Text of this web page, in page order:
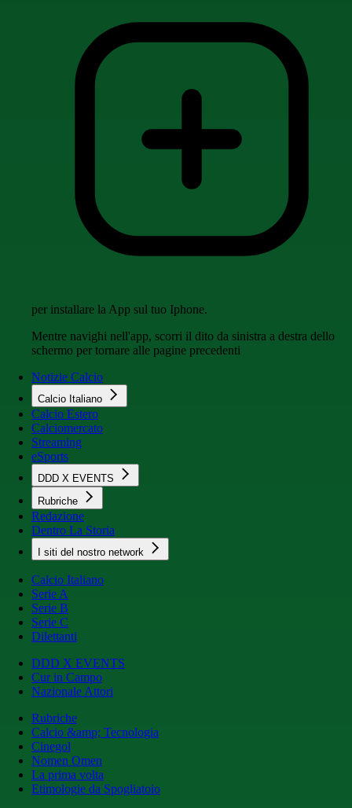
per installare la App sul tuo Iphone.
Mentre navighi nell'app, scorri il dito da sinistra a destra dello
schermo per tornare alle pagine precedenti
Notizie Calcio
Calcio Italiano
Calcio Estero
Calciomercato
Streaming
eSports
DDD X EVENTS
Rubriche
Redazione
Dentro La Storia
I siti del nostro network
Calcio Italiano
Serie A
Serie B
Serie C
Dilettanti
DDD X EVENTS
Cur in Campo
Nazionale Attori
Rubriche
Calcio &amp; Tecnologia
Cinegol
Nomen Omen
La prima volta
Etimologie da Spogliatoio